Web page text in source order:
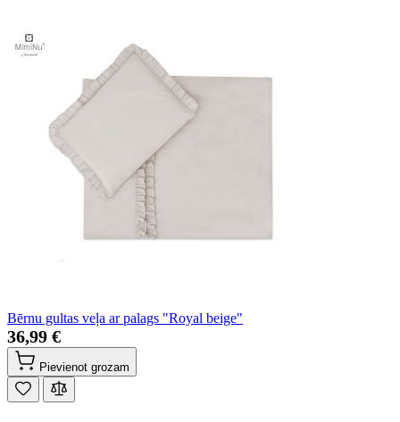
Bērnu gultas veļa ar palags "Royal beige"
36,99 €
Pievienot grozam